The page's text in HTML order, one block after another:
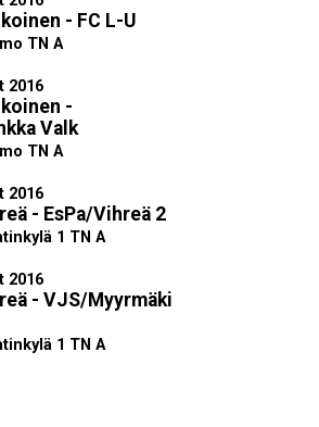
- FC L-U
TN A
2016
-
Valk
TN A
2016
- EsPa/Vihreä 2
1 TN A
2016
- VJS/Myyrmäki
1 TN A